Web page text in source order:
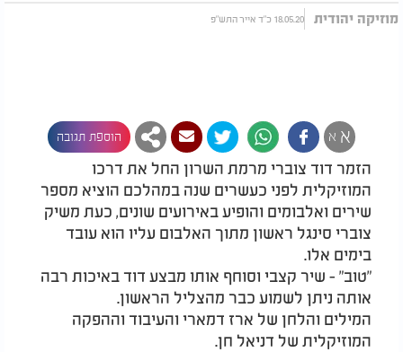
מוזיקה יהודית 18.05.20 כ"ד אייר התש"פ
א א הוספת תגובה
הזמר דוד צוברי מרמת השרון החל את דרכו
המוזיקלית לפני כעשרים שנה במהלכם הוציא מספר
שירים ואלבומים והופיע באירועים שונים, כעת משיק
צוברי סינגל ראשון מתוך האלבום עליו הוא עובד
בימים אלו.
"טוב" - שיר קצבי וסוחף אותו מבצע דוד באיכות רבה
אותה ניתן לשמוע כבר מהצליל הראשון.
המילים והלחן של ארז דמארי והעיבוד וההפקה
המוזיקלית של דניאל חן.